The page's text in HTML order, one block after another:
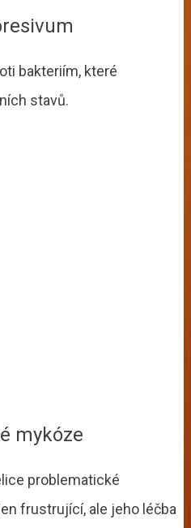
bakteriím, které
stavů.
mykóze
problematické
frustrující, ale jeho léčba